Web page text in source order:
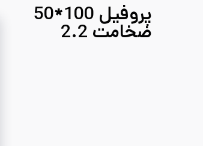
پروفیل 100*50
ضخامت 2.2